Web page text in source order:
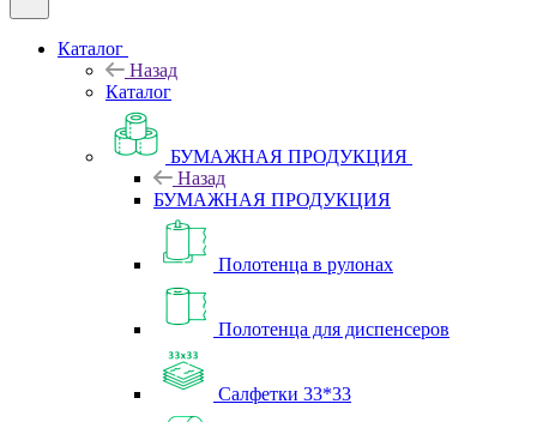
Каталог
Назад
Каталог
БУМАЖНАЯ ПРОДУКЦИЯ
Назад
БУМАЖНАЯ ПРОДУКЦИЯ
Полотенца в рулонах
Полотенца для диспенсеров
Салфетки 33*33